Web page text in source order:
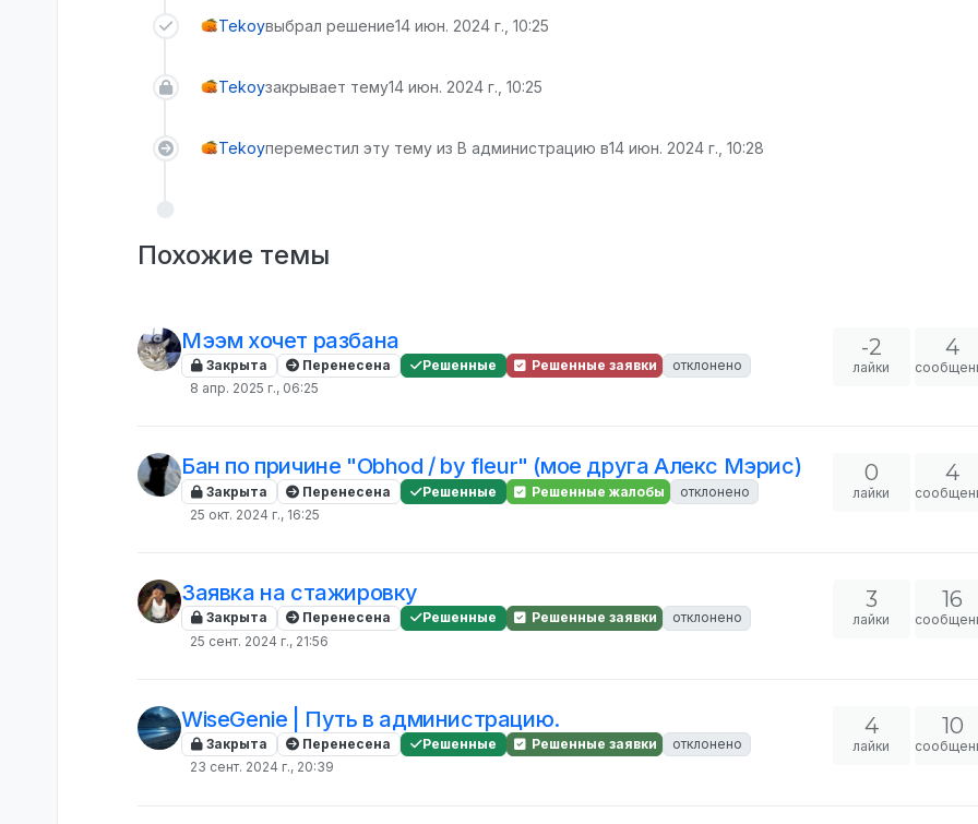
Tekoyвыбрал решение14 июн. 2024 г., 10:25
Tekoyзакрывает тему14 июн. 2024 г., 10:25
Tekoyпереместил эту тему из В администрацию в14 июн. 2024 г., 10:28
Похожие темы
Мээм хочет разбана
Закрыта Перенесена Решенные Решенные заявки
отклонено
8 апр. 2025 г., 06:25
-2
лайки
4
Бан по причине "Obhod / by fleur" (мое друга Алекс Мэрис)
Закрыта Перенесена Решенные Решенные жалобы
отклонено
25 окт. 2024 г., 16:25
0
лайки
4
Заявка на стажировку
Закрыта Перенесена Решенные Решенные заявки
отклонено
25 сент. 2024 г., 21:56
3
лайки
16
WiseGenie | Путь в администрацию.
Закрыта Перенесена Решенные Решенные заявки
отклонено
23 сент. 2024 г., 20:39
4
лайки
10